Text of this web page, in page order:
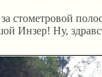
стометровой
Инзер! Ну,